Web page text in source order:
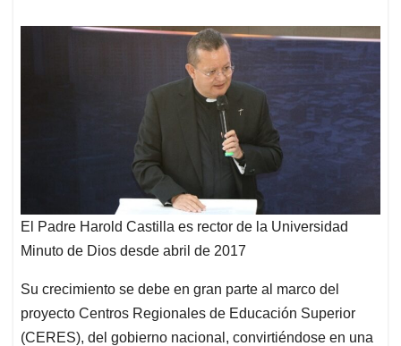
El Padre Harold Castilla es rector de la Universidad
Minuto de Dios desde abril de 2017
Su crecimiento se debe en gran parte al marco del
proyecto Centros Regionales de Educación Superior
(CERES), del gobierno nacional, convirtiéndose en una